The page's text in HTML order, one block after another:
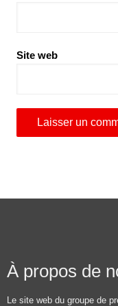
Site web
À propos de
Le site web du groupe de